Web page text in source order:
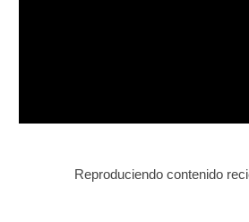
Reproduciendo contenido